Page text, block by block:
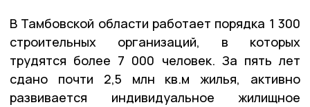
В Тамбовской области работает порядка 1 300
строительных организаций, в которых
трудятся более 7 000 человек. За пять лет
сдано почти 2,5 млн кв.м жилья, активно
развивается индивидуальное жилищное